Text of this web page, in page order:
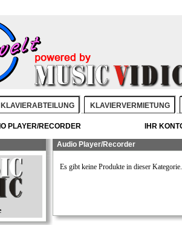
KLAVIERABTEILUNG KLAVIERVERMIETUNG
PLAYER/RECORDER IHR
Audio Player/Recorder
Es gibt keine Produkte in dieser Kategorie.